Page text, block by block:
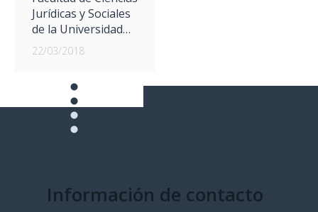
Jurídicas y Sociales
de la Universidad…
22/03/2018
Información de contacto